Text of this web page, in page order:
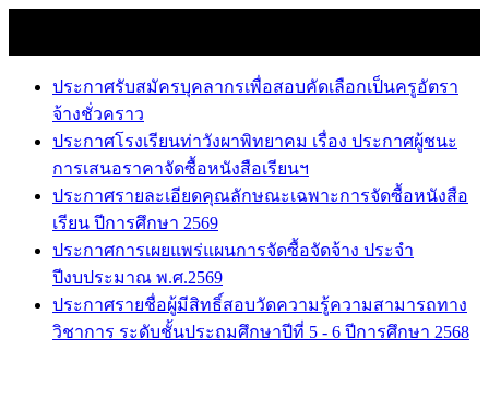
content
ประกาศรับสมัครบุคลากรเพื่อสอบคัดเลือกเป็นครูอัตรา
จ้างชั่วคราว
ประกาศโรงเรียนท่าวังผาพิทยาคม เรื่อง ประกาศผู้ชนะ
การเสนอราคาจัดซื้อหนังสือเรียนฯ
ประกาศรายละเอียดคุณลักษณะเฉพาะการจัดซื้อหนังสือ
เรียน ปีการศึกษา 2569
ประกาศการเผยแพร่แผนการจัดซื้อจัดจ้าง ประจำ
ปีงบประมาณ พ.ศ.2569
ประกาศรายชื่อผู้มีสิทธิ์สอบวัดความรู้ความสามารถทาง
วิชาการ ระดับชั้นประถมศึกษาปีที่ 5 - 6 ปีการศึกษา 2568